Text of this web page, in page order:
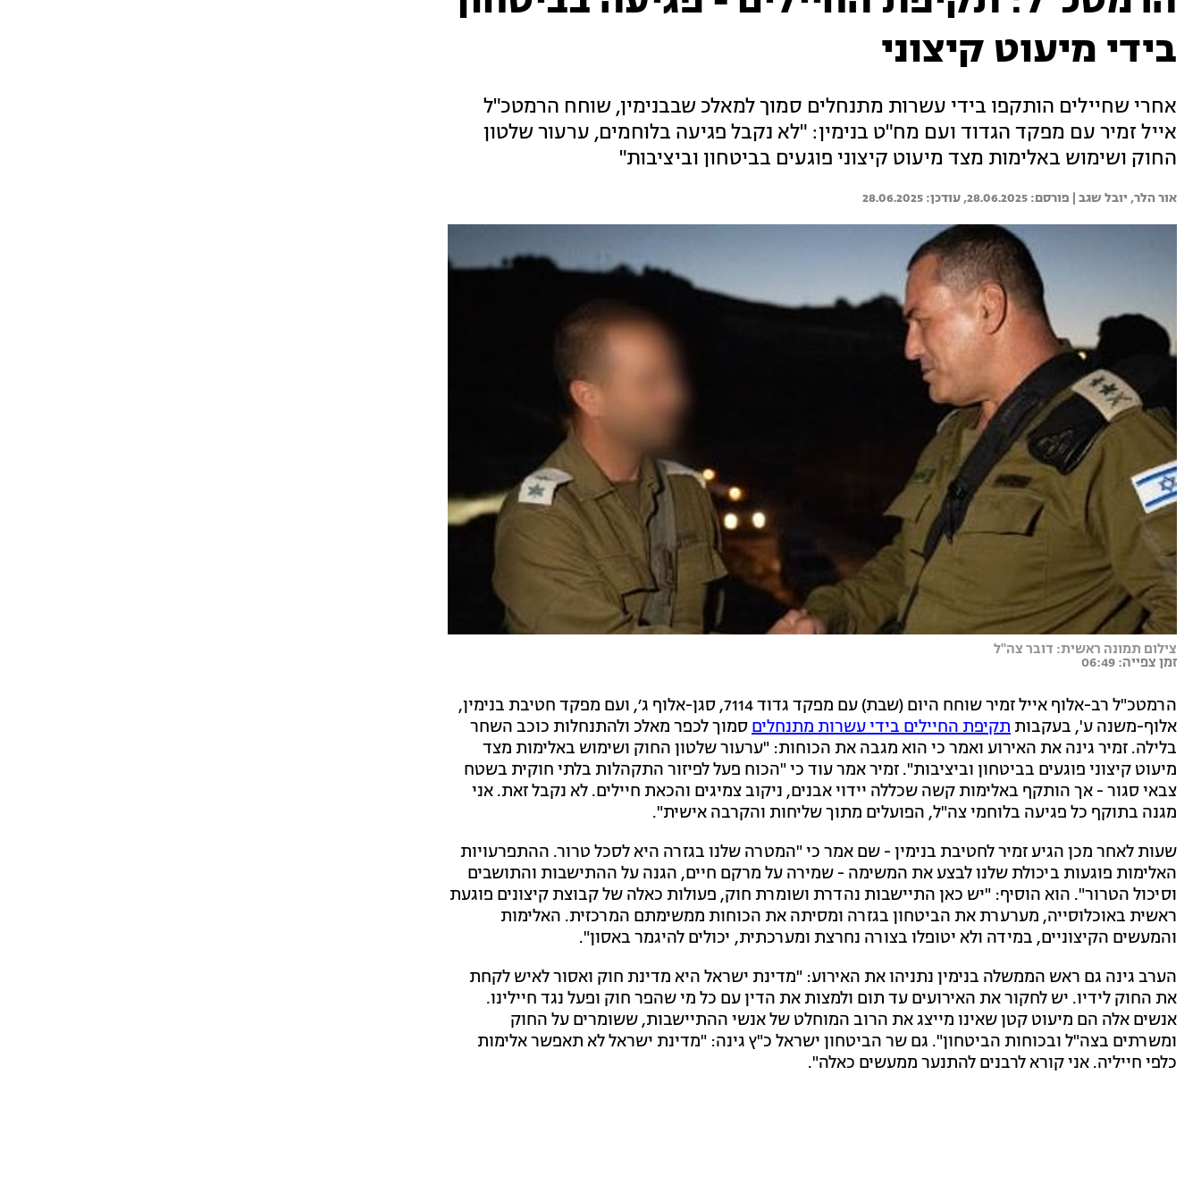
בידי מיעוט קיצוני
אחרי שחיילים הותקפו בידי עשרות מתנחלים סמוך למאלכ שבבנימין, שוחח הרמטכ"ל
אייל זמיר עם מפקד הגדוד ועם מח"ט בנימין: "לא נקבל פגיעה בלוחמים, ערעור שלטון
החוק ושימוש באלימות מצד מיעוט קיצוני פוגעים בביטחון וביציבות"
אור הלר, יובל שגב | 28.06.2025
28.06.2025
צילום תמונה ראשית: דובר צה"ל
זמן צפייה: 06:49
הרמטכ"ל רב-אלוף אייל זמיר שוחח היום (שבת) עם מפקד גדוד 7114, סגן-אלוף ג׳, ועם מפקד חטיבת בנימין,
אלוף-משנה ע', בעקבות תקיפת החיילים בידי עשרות מתנחליםסמוך לכפר מאלכ ולהתנחלות כוכב השחר
בלילה. זמיר גינה את האירוע ואמר כי הוא מגבה את הכוחות: "ערעור שלטון החוק ושימוש באלימות מצד
מיעוט קיצוני פוגעים בביטחון וביציבות". זמיר אמר עוד כי "הכוח פעל לפיזור התקהלות בלתי חוקית בשטח
צבאי סגור - אך הותקף באלימות קשה שכללה יידוי אבנים, ניקוב צמיגים והכאת חיילים. לא נקבל זאת. אני
מגנה בתוקף כל פגיעה בלוחמי צה"ל, הפועלים מתוך שליחות והקרבה אישית".
שעות לאחר מכן הגיע זמיר לחטיבת בנימין - שם אמר כי "המטרה שלנו בגזרה היא לסכל טרור. ההתפרעויות
האלימות פוגעות ביכולת שלנו לבצע את המשימה - שמירה על מרקם חיים, הגנה על ההתישבות והתושבים
וסיכול הטרור". הוא הוסיף: "יש כאן התיישבות נהדרת ושומרת חוק, פעולות כאלה של קבוצת קיצונים פוגעת
ראשית באוכלוסייה, מערערת את הביטחון בגזרה ומסיתה את הכוחות ממשימתם המרכזית. האלימות
והמעשים הקיצוניים, במידה ולא יטופלו בצורה נחרצת ומערכתית, יכולים להיגמר באסון".
הערב גינה גם ראש הממשלה בנימין נתניהו את האירוע: "מדינת ישראל היא מדינת חוק ואסור לאיש לקחת
את החוק לידיו. יש לחקור את האירועים עד תום ולמצות את הדין עם כל מי שהפר חוק ופעל נגד חיילינו.
אנשים אלה הם מיעוט קטן שאינו מייצג את הרוב המוחלט של אנשי ההתיישבות, ששומרים על החוק
ומשרתים בצה"ל ובכוחות הביטחון". גם שר הביטחון ישראל כ"ץ גינה: "מדינת ישראל לא תאפשר אלימות
כלפי חייליה. אני קורא לרבנים להתנער ממעשים כאלה".